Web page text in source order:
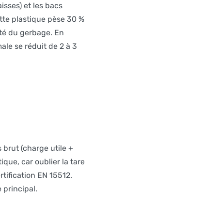
et les bacs
plastique pèse 30 %
du gerbage. En
se réduit de 2 à 3
brut (charge utile +
car oublier la tare
EN 15512.
principal.